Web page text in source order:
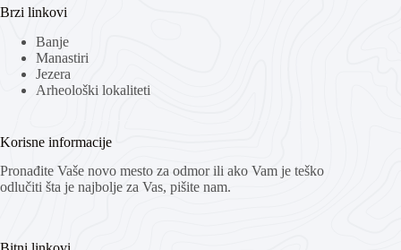
Brzi linkovi
Banje
Manastiri
Jezera
Arheološki lokaliteti
Korisne informacije
Pronađite Vaše novo mesto za odmor ili ako Vam je teško
odlučiti šta je najbolje za Vas, pišite nam.